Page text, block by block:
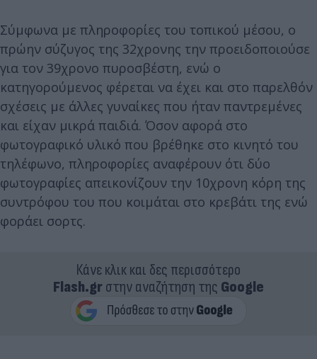
Σύμφωνα με πληροφορίες του τοπικού μέσου, ο
πρώην σύζυγος της 32χρονης την προειδοποιούσε
για τον 39χρονο πυροσβέστη, ενώ ο
κατηγορούμενος φέρεται να έχει και στο παρελθόν
σχέσεις με άλλες γυναίκες που ήταν παντρεμένες
και είχαν μικρά παιδιά. Όσον αφορά στο
φωτογραφικό υλικό που βρέθηκε στο κινητό του
τηλέφωνο, πληροφορίες αναφέρουν ότι δύο
φωτογραφίες απεικονίζουν την 10χρονη κόρη της
συντρόφου του που κοιμάται στο κρεβάτι της ενώ
φοράει σορτς.
Κάνε κλικ και δες περισσότερο
Flash.grστην αναζήτηση της Google